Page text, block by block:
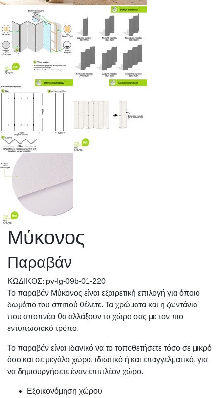
Μύκονος
Παραβάν
KΩΔΙΚΟΣ: pv-Ig-09b-01-220
Το παραβάν Μύκονος είναι εξαιρετική επιλογή για όποιο
δωμάτιο του σπιτιού θέλετε. Τα χρώματα και η ζωντάνια
που αποπνέει θα αλλάξουν το χώρο σας με τον πιο
εντυπωσιακό τρόπο.
Το παραβάν είναι ιδανικό να το τοποθετήσετε τόσο σε μικρό
όσο και σε μεγάλο χώρο, ιδιωτικό ή και επαγγελματικό, για
να δημιουργήσετε έναν επιπλέον χώρο.
Εξοικονόμηση χώρου